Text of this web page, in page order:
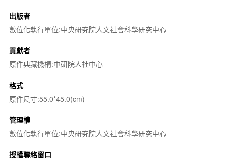
出版者
數位化執行單位:中央研究院人文社會科學研究中心
貢獻者
原件典藏機構:中研院人社中心
格式
原件尺寸:55.0*45.0(cm)
管理權
數位化執行單位:中央研究院人文社會科學研究中心
授權聯絡窗口